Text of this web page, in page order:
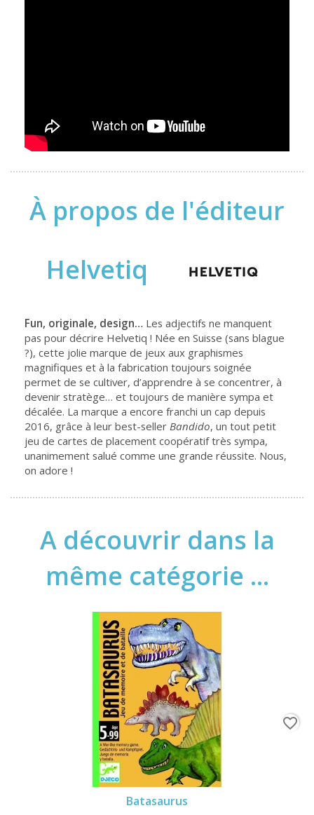
À propos de l'éditeur
Helvetiq
Fun, originale, design… Les adjectifs ne manquent
pas pour décrire Helvetiq ! Née en Suisse (sans blague
?), cette jolie marque de jeux aux graphismes
magnifiques et à la fabrication toujours soignée
permet de se cultiver, d’apprendre à se concentrer, à
devenir stratège… et toujours de manière sympa et
décalée. La marque a encore franchi un cap depuis
2016, grâce à leur best-seller Bandido, un tout petit
jeu de cartes de placement coopératif très sympa,
unanimement salué comme une grande réussite. Nous,
on adore !
A découvrir dans la
même catégorie ...
Batasaurus
favorite_border